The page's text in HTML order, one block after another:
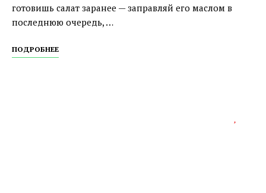
готовишь салат заранее — заправляй его маслом в
последнюю очередь, …
ПОДРОБНЕЕ